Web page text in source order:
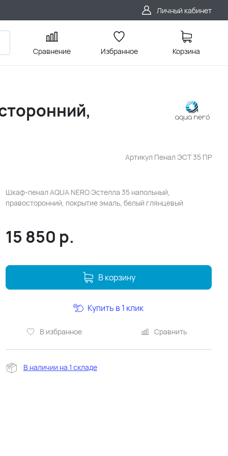
Личный кабинет
Сравнение Избранное Корзина
Артикул Пенал ЭСТ 35 ПР
Шкаф-пенал AQUA NERO Эстелла 35 напольный,
правосторонний, покрытие эмаль, белый глянцевый
15 850 р.
В корзину
В избранное Сравнить
Купить в 1 клик
В наличии на 1 складе